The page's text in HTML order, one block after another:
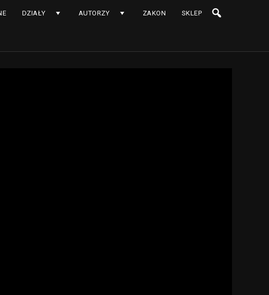
DZIAŁY AUTORZY ZAKON SKLEP